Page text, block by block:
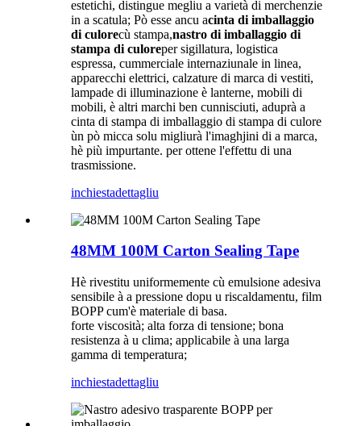
estetichi, distingue megliu a varietà di merchenzie
in a scatula; Pò esse ancu acinta di imballaggio
di culorecù stampa,nastro di imballaggio di
stampa di culoreper sigillatura, logistica
espressa, cummerciale internaziunale in linea,
apparecchi elettrici, calzature di marca di vestiti,
lampade di illuminazione è lanterne, mobili di
mobili, è altri marchi ben cunnisciuti, aduprà a
cinta di stampa di imballaggio di stampa di culore
ùn pò micca solu migliurà l'imaghjini di a marca,
hè più impurtante. per ottene l'effettu di una
trasmissione.
inchiestadettagliu
48MM 100M Carton Sealing Tape
Hè rivestitu uniformemente cù emulsione adesiva
sensibile à a pressione dopu u riscaldamentu, film
BOPP cum'è materiale di basa.
forte viscosità; alta forza di tensione; bona
resistenza à u clima; applicabile à una larga
gamma di temperatura;
inchiestadettagliu